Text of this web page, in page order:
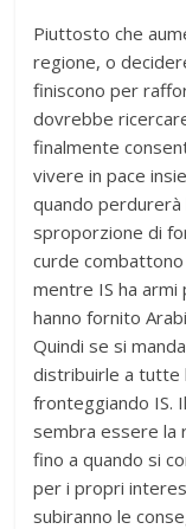
Piuttosto che
regione, o
finiscono per
dovrebbe
finalmente
vivere in pace
quando perdurerà
sproporzione di
curde
mentre IS ha armi
hanno fornito
Quindi se si
distribuirle a tutte
fronteggiando IS.
sembra essere la
fino a quando si
per i propri
subiranno le